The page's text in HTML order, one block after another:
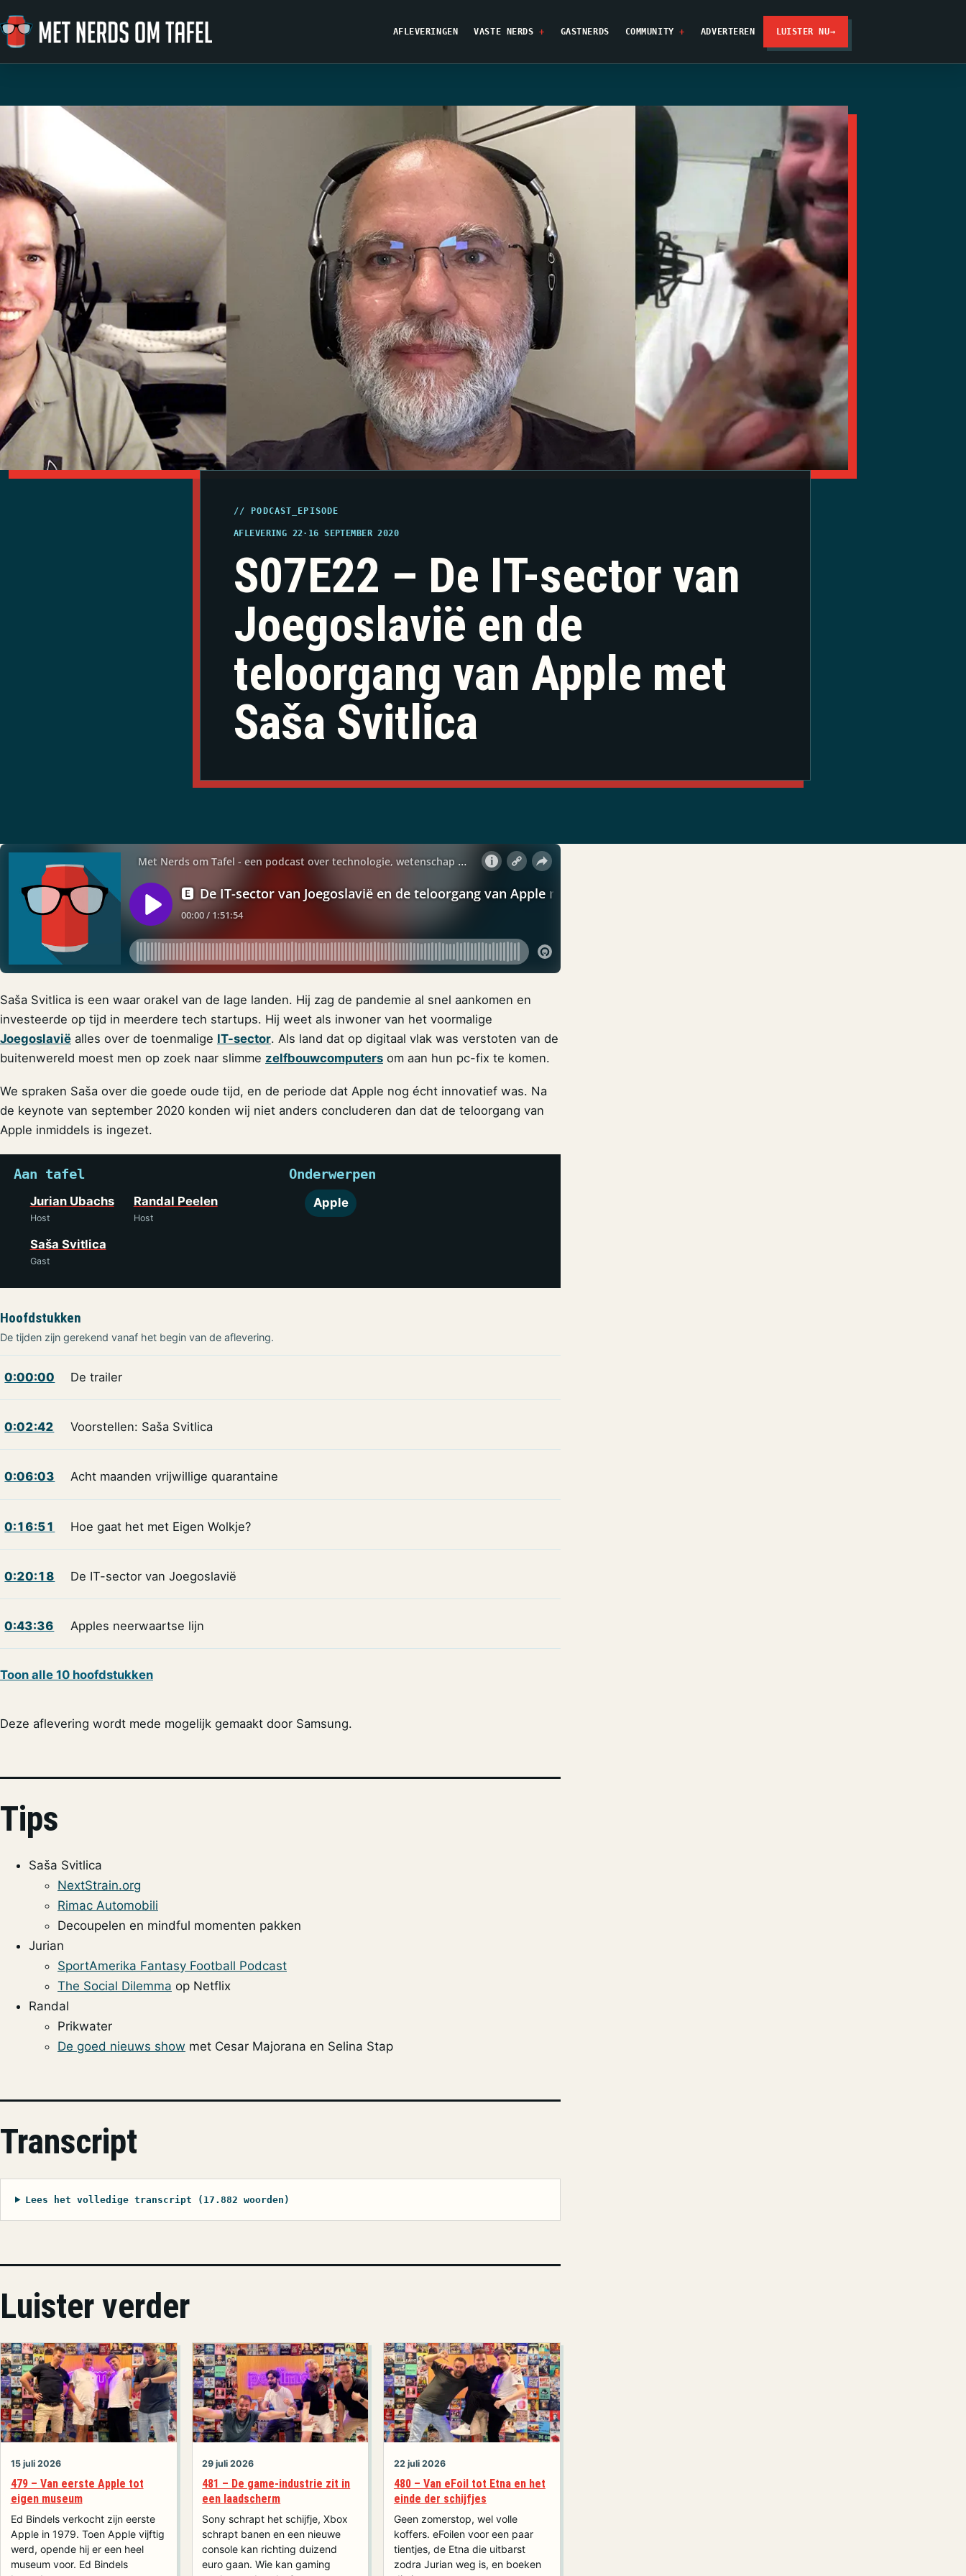
Ga naar de inhoud
AFLEVERINGEN VASTE NERDS GASTNERDS COMMUNITY ADVERTEREN LUISTER NU→
// PODCAST_EPISODE
AFLEVERING 22· 16 SEPTEMBER 2020
S07E22 – De IT-sector van
Joegoslavië en de
teloorgang van Apple met
Saša Svitlica
Saša Svitlica is een waar orakel van de lage landen. Hij zag de pandemie al snel aankomen en
investeerde op tijd in meerdere tech startups. Hij weet als inwoner van het voormalige
Joegoslavië alles over de toenmalige IT-sector. Als land dat op digitaal vlak was verstoten van de
buitenwereld moest men op zoek naar slimme zelfbouwcomputers om aan hun pc-fix te komen.
We spraken Saša over die goede oude tijd, en de periode dat Apple nog écht innovatief was. Na
de keynote van september 2020 konden wij niet anders concluderen dan dat de teloorgang van
Apple inmiddels is ingezet.
Aan tafel
Jurian Ubachs
Host
Randal Peelen
Host
Saša Svitlica
Gast
Onderwerpen
Apple
Hoofdstukken
De tijden zijn gerekend vanaf het begin van de aflevering.
0:00:00 De trailer
0:02:42 Voorstellen: Saša Svitlica
0:06:03 Acht maanden vrijwillige quarantaine
0:16:51 Hoe gaat het met Eigen Wolkje?
0:20:18 De IT-sector van Joegoslavië
0:43:36 Apples neerwaartse lijn
Toon alle 10 hoofdstukken
Deze aflevering wordt mede mogelijk gemaakt door Samsung.
Tips
Saša Svitlica
NextStrain.org
Rimac Automobili
Decoupelen en mindful momenten pakken
Jurian
SportAmerika Fantasy Football Podcast
The Social Dilemma op Netflix
Randal
Prikwater
De goed nieuws show met Cesar Majorana en Selina Stap
Transcript
Lees het volledige transcript (17.882 woorden)
Luister verder
15 juli 2026
479 – Van eerste Apple tot
eigen museum
Ed Bindels verkocht zijn eerste
Apple in 1979. Toen Apple vijftig
werd, opende hij er een heel
museum voor. Ed Bindels
29 juli 2026
481 – De game-industrie zit in
een laadscherm
Sony schrapt het schijfje, Xbox
schrapt banen en een nieuwe
console kan richting duizend
euro gaan. Wie kan gaming
22 juli 2026
480 – Van eFoil tot Etna en het
einde der schijfjes
Geen zomerstop, wel volle
koffers. eFoilen voor een paar
tientjes, de Etna die uitbarst
zodra Jurian weg is, en boeken